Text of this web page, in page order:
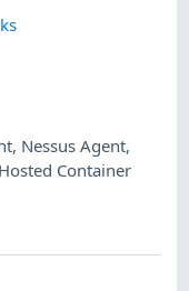
, Nessus Agent,
Container